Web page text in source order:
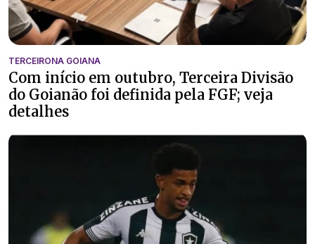
TERCEIRONA GOIANA
Com início em outubro, Terceira Divisão
do Goianão foi definida pela FGF; veja
detalhes